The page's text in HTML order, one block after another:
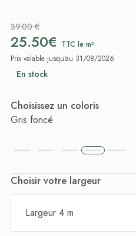
39.00 €
25.50€ TTC le m²
Prix valable jusqu'au 31/08/2026
En stock
Choisissez un coloris
Gris foncé
Choisir votre largeur
Largeur 4 m